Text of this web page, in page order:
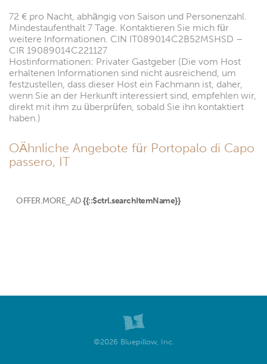
72 € pro Nacht, abhängig von Saison und Personenzahl.
Mindestaufenthalt 7 Tage. Kontaktieren Sie mich für
weitere Informationen. CIN IT089014C2B52MSHSD –
CIR 19089014C221127
Hostinformationen: Privater Gastgeber (Die vom Host
erhaltenen Informationen sind nicht ausreichend, um
festzustellen, dass dieser Host ein Fachmann ist, daher,
wenn Sie an der Herkunft interessiert sind, empfehlen wir,
direkt mit ihm zu überprüfen, sobald Sie ihn kontaktiert
haben.)
OÄhnliche Angebote für Portopalo di Capo
passero, IT
OFFER.MORE_AD {{::$ctrl.searchItemName}}
©2026 Bluepillow, Inc.